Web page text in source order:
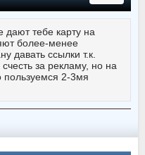
дают тебе карту на
более-менее
давать ссылки т.к.
за рекламу, но на
пользуемся 2-3мя